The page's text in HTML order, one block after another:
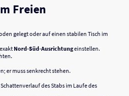
Freien
gelegt oder auf einen stabilen Tisch im
Nord-Süd-Ausrichtungeinstellen.
er muss senkrecht stehen.
des Stabs im Laufe des